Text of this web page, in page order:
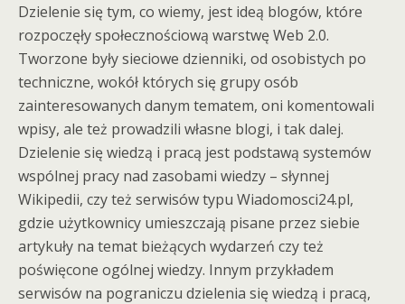
Dzielenie się tym, co wiemy, jest ideą blogów, które
rozpoczęły społecznościową warstwę Web 2.0.
Tworzone były sieciowe dzienniki, od osobistych po
techniczne, wokół których się grupy osób
zainteresowanych danym tematem, oni komentowali
wpisy, ale też prowadzili własne blogi, i tak dalej.
Dzielenie się wiedzą i pracą jest podstawą systemów
wspólnej pracy nad zasobami wiedzy – słynnej
Wikipedii, czy też serwisów typu Wiadomosci24.pl,
gdzie użytkownicy umieszczają pisane przez siebie
artykuły na temat bieżących wydarzeń czy też
poświęcone ogólnej wiedzy. Innym przykładem
serwisów na pograniczu dzielenia się wiedzą i pracą,